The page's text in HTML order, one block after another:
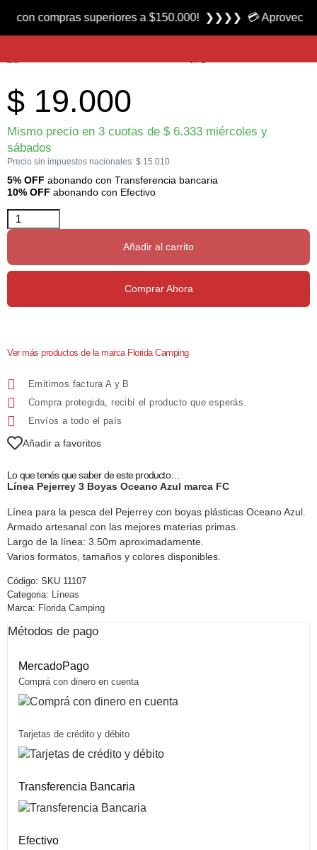
Producto nuevo
Línea Pejerrey 3 Boyas Oceano Azul marca FC
$ 19.000
Mismo precio en 3 cuotas de $6.333 miércoles y
sábados
Precio sin impuestos nacionales: $ 15.010
5% OFF abonando con Transferencia bancaria
10% OFF abonando con Efectivo
Añadir al carrito
Comprar Ahora
Ver más productos de la marca Florida Camping
Emitimos factura A y B
Compra protegida, recibí el producto que esperás.
Envíos a todo el país
Añadir a favoritos
Lo que tenés que saber de este producto…
Línea Pejerrey 3 Boyas Oceano Azul marca FC
Línea para la pesca del Pejerrey con boyas plásticas Oceano Azul.
Armado artesanal con las mejores materias primas.
Largo de la línea: 3.50m aproximadamente.
Varios formatos, tamaños y colores disponibles.
Código: SKU 11107
Categoria:
Líneas
Marca: Florida Camping
Métodos de pago
MercadoPago
Comprá con dinero en cuenta
Tarjetas de crédito y débito
Transferencia Bancaria
Efectivo
superiores a $150.000! ❯❯❯❯ 💳 Aprovecha las 3